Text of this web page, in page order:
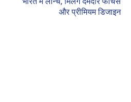
और प्रीमियम डिजाइन